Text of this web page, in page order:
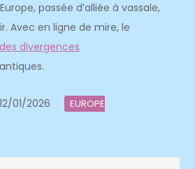
passée d’alliée à vassale,
Avec en ligne de mire, le
divergences
12/01/2026
EUROPE